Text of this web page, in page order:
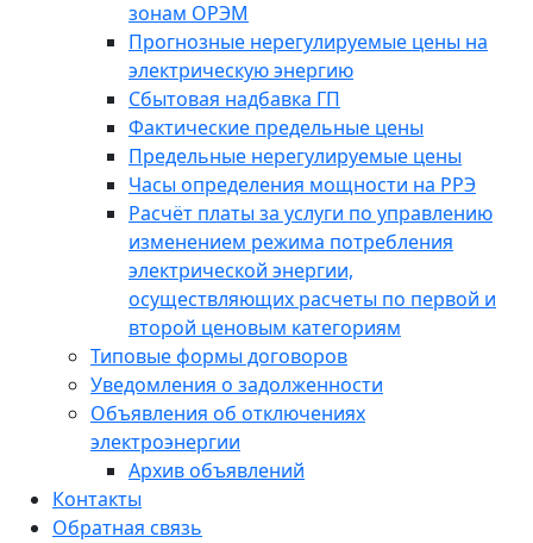
зонам ОРЭМ
Прогнозные нерегулируемые цены на
электрическую энергию
Сбытовая надбавка ГП
Фактические предельные цены
Предельные нерегулируемые цены
Часы определения мощности на РРЭ
Расчёт платы за услуги по управлению
изменением режима потребления
электрической энергии,
осуществляющих расчеты по первой и
второй ценовым категориям
Типовые формы договоров
Уведомления о задолженности
Объявления об отключениях
электроэнергии
Архив объявлений
Контакты
Обратная связь